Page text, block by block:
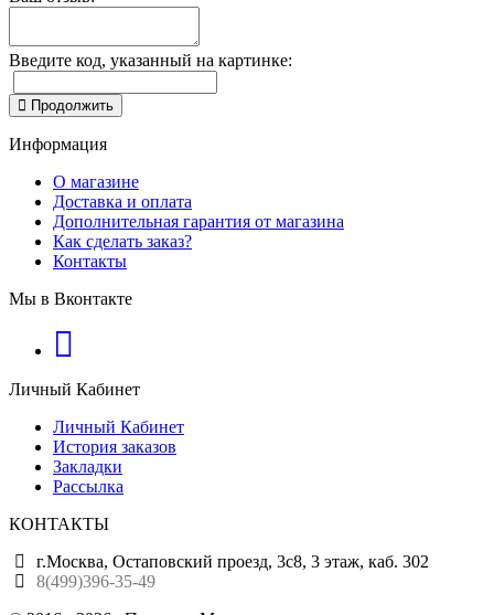
Введите код, указанный на картинке:
Продолжить
Информация
О магазине
Доставка и оплата
Дополнительная гарантия от магазина
Как сделать заказ?
Контакты
Мы в Вконтакте
Личный Кабинет
Личный Кабинет
История заказов
Закладки
Рассылка
КОНТАКТЫ
г.Москва, Остаповский проезд, 3с8, 3 этаж, каб. 302
8(499)396-35-49